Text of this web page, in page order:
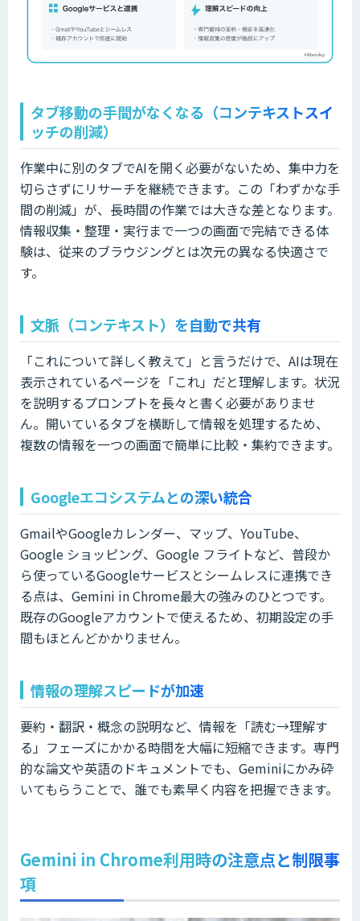
タブ移動の手間がなくなる（コンテキストスイ
ッチの削減）
作業中に別のタブでAIを開く必要がないため、集中力を
切らさずにリサーチを継続できます。この「わずかな手
間の削減」が、長時間の作業では大きな差となります。
情報収集・整理・実行まで一つの画面で完結できる体
験は、従来のブラウジングとは次元の異なる快適さで
す。
文脈（コンテキスト）を自動で共有
「これについて詳しく教えて」と言うだけで、AIは現在
表示されているページを「これ」だと理解します。状況
を説明するプロンプトを長々と書く必要がありませ
ん。開いているタブを横断して情報を処理するため、
複数の情報を一つの画面で簡単に比較・集約できます。
Googleエコシステムとの深い統合
GmailやGoogleカレンダー、マップ、YouTube、
Google ショッピング、Google フライトなど、普段か
ら使っているGoogleサービスとシームレスに連携でき
る点は、Gemini in Chrome最大の強みのひとつです。
既存のGoogleアカウントで使えるため、初期設定の手
間もほとんどかかりません。
情報の理解スピードが加速
要約・翻訳・概念の説明など、情報を「読む→理解す
る」フェーズにかかる時間を大幅に短縮できます。専門
的な論文や英語のドキュメントでも、Geminiにかみ砕
いてもらうことで、誰でも素早く内容を把握できます。
Gemini in Chrome利用時の注意点と制限事
項